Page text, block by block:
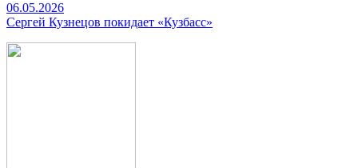
06.05.2026
Сергей Кузнецов покидает «Кузбасс»